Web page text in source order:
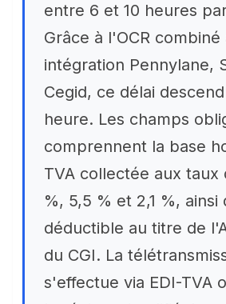
entre 6 et 10 heures
Grâce à l'OCR combiné
intégration Pennylane,
Cegid, ce délai descend
heure. Les champs
comprennent la base
TVA collectée aux taux
%, 5,5 % et 2,1 %, ainsi
déductible au titre de
du CGI. La
s'effectue via EDI-TVA